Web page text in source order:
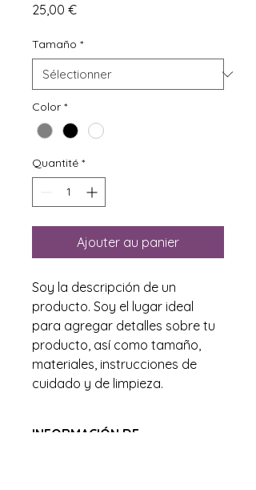
25,00 €Prix
Tamaño *
Color *
Quantité *
Ajouter au panier
Soy la descripción de un
producto. Soy el lugar ideal
para agregar detalles sobre tu
producto, así como tamaño,
materiales, instrucciones de
cuidado y de limpieza.
INFORMACIÓN DE